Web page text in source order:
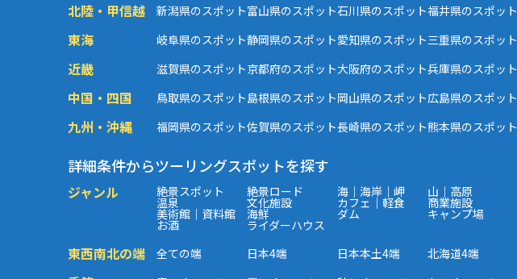
北陸・甲信越 新潟県のスポット富山県のスポット石川県のスポット福井県のスポット
東海 岐阜県のスポット静岡県のスポット愛知県のスポット三重県のスポット
近畿 滋賀県のスポット京都府のスポット大阪府のスポット兵庫県のスポット
中国・四国 鳥取県のスポット島根県のスポット岡山県のスポット広島県のスポット
九州・沖縄 福岡県のスポット佐賀県のスポット長崎県のスポット熊本県のスポット
詳細条件からツーリングスポットを探す
ジャンル 絶景スポット 絶景ロード 海｜海岸｜岬 山｜高原
温泉 文化施設 カフェ｜軽食 商業施設
美術館｜資料館 海鮮 ダム キャンプ場
お酒 ライダーハウス
東西南北の端 全ての端 日本4端 日本本土4端 北海道4端